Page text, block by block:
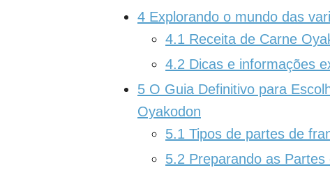
4 Explorando o mundo das
4.1 Receita de Carne
4.2 Dicas e informações
5 O Guia Definitivo para
Oyakodon
5.1 Tipos de partes de
5.2 Preparando as Partes